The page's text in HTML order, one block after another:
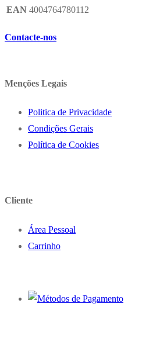
EAN 4004764780112
Contacte-nos
Menções Legais
Politica de Privacidade
Condições Gerais
Política de Cookies
Cliente
Área Pessoal
Carrinho